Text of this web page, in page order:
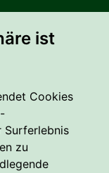
ist
Cookies
Surferlebnis
zu